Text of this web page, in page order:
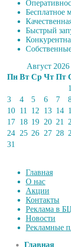
Бесплатное
Быстрый
Август 2026
Пн Вт Ср Чт Пт
1
3
4 5 6 7
10 11 12 13 14
17 18 19 20 21
24 25 26 27 28
31
Главная
О нас
Акции
Контакты
Реклама в
Новости
Рекламные
Главная